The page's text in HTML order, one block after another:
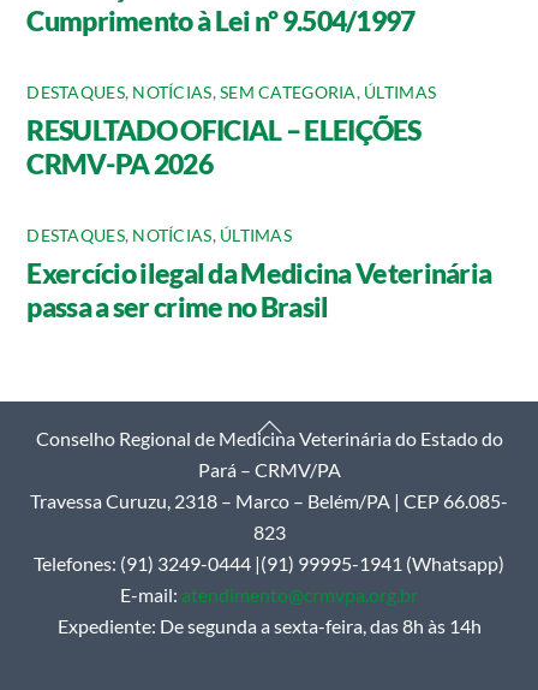
Cumprimento à Lei nº 9.504/1997
DESTAQUES, NOTÍCIAS,SEM CATEGORIA, ÚLTIMAS
RESULTADO OFICIAL – ELEIÇÕES
CRMV-PA 2026
DESTAQUES, NOTÍCIAS, ÚLTIMAS
Exercício ilegal da Medicina Veterinária
passa a ser crime no Brasil
Back
Conselho Regional de Medicina Veterinária do Estado do
Pará – CRMV/PA
Travessa Curuzu, 2318 – Marco – Belém/PA | CEP 66.085-
823
Telefones: (91) 3249-0444 |(91) 99995-1941 (Whatsapp)
E-mail: atendimento@crmvpa.org.br
Expediente: De segunda a sexta-feira, das 8h às 14h